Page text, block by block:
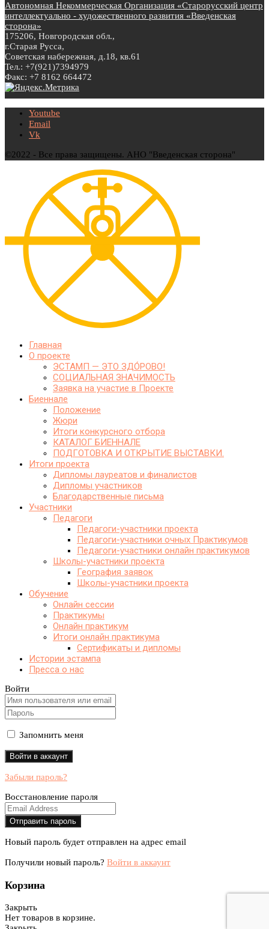
Автономная Некоммерческая Организация «Старорусский центр
интеллектуально - художественного развития «Введенская
сторона»
175206, Новгородская обл.,
г.Старая Русса,
Советская набережная, д.18, кв.61
Тел.: +7(921)7394979
Факс: +7 8162 664472
Youtube
Email
Vk
©2022 - Все права защищены. АНО "Введенская сторона"
Главная
О проекте
ЭСТАМП — ЭТО ЗДО́РОВО!
СОЦИАЛЬНАЯ ЗНАЧИМОСТЬ
Заявка на участие в Проекте
Биеннале
Положение
Жюри
Итоги конкурсного отбора
КАТАЛОГ БИЕННАЛЕ
ПОДГОТОВКА И ОТКРЫТИЕ ВЫСТАВКИ.
Итоги проекта
Дипломы лауреатов и финалистов
Дипломы участников
Благодарственные письма
Участники
Педагоги
Педагоги-участники проекта
Педагоги-участники очных Практикумов
Педагоги-участники онлайн практикумов
Школы-участники проекта
География заявок
Школы-участники проекта
Обучение
Онлайн сессии
Практикумы
Онлайн практикум
Итоги онлайн практикума
Сертификаты и дипломы
Истории эстампа
Пресса о нас
Войти
Запомнить меня
Забыли пароль?
Восстановление пароля
Новый пароль будет отправлен на адрес email
Получили новый пароль? Войти в аккаунт
Корзина
Закрыть
Нет товаров в корзине.